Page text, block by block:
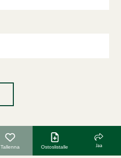
Tallenna Ostoslistalle Jaa